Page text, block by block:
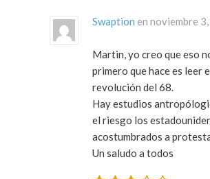
Swaption en noviembre
Martin, yo creo que eso
primero que hace es leer
revolución del 68.
Hay estudios
el riesgo los
acostumbrados a
Un saludo a todos